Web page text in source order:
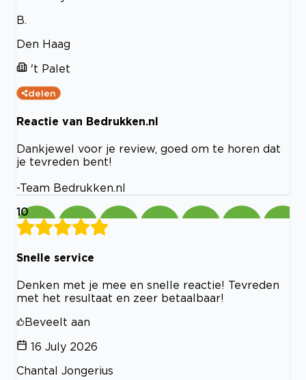
B.
Den Haag
't Palet
delen
Reactie van Bedrukken.nl
Dankjewel voor je review, goed om te horen dat
je tevreden bent!
-Team Bedrukken.nl
10
Snelle service
Denken met je mee en snelle reactie! Tevreden
met het resultaat en zeer betaalbaar!
Beveelt aan
16 July 2026
Chantal Jongerius